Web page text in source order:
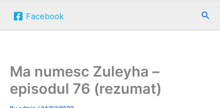
Facebook
Ma numesc Zuleyha –
episodul 76 (rezumat)